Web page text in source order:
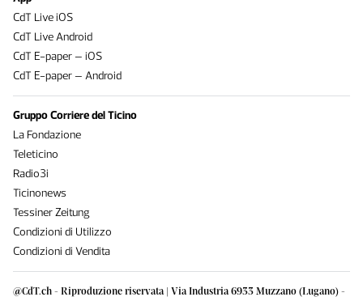
@CdT.ch - Riproduzione riservata | Via Industria 6933 Muzzano (Lugano) -
CdT Live iOS
CdT Live Android
CdT E-paper – iOS
CdT E-paper – Android
Gruppo Corriere del Ticino
La Fondazione
Teleticino
Radio3i
Ticinonews
Tessiner Zeitung
Condizioni di Utilizzo
Condizioni di Vendita